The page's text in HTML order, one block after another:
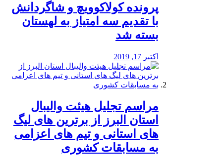
پرونده کولاکوویچ و شاگردانش
با تقدیم سه امتیاز به لهستان
بسته شد
اکتبر 17, 2019
مراسم تجلیل هیئت والیبال
استان البرز از برترین های لیگ
های استانی و تیم های اعزامی
به مسابقات کشوری